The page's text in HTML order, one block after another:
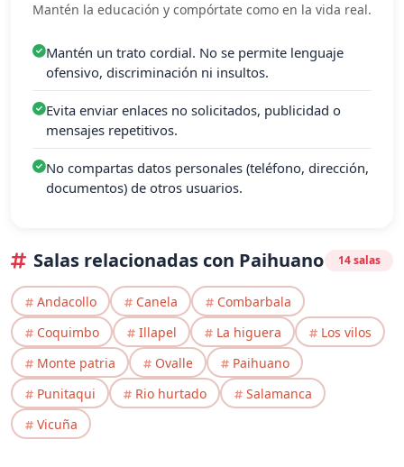
Mantén la educación y compórtate como en la vida real.
Mantén un trato cordial. No se permite lenguaje
ofensivo, discriminación ni insultos.
Evita enviar enlaces no solicitados, publicidad o
mensajes repetitivos.
No compartas datos personales (teléfono, dirección,
documentos) de otros usuarios.
Salas relacionadas con Paihuano 14 salas
Andacollo Canela
Combarbala
Coquimbo
Illapel La higuera
Los vilos
Monte patria
Ovalle
Paihuano
Punitaqui
Rio hurtado
Salamanca
Vicuña